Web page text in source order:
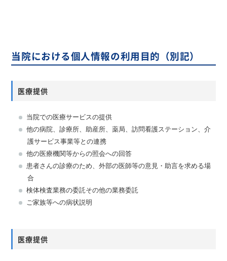
当院における個人情報の利用目的（別記）
医療提供
当院での医療サービスの提供
他の病院、診療所、助産所、薬局、訪問看護ステーション、介
護サービス事業等との連携
他の医療機関等からの照会への回答
患者さんの診療のため、外部の医師等の意見・助言を求める場
合
検体検査業務の委託その他の業務委託
ご家族等への病状説明
医療提供